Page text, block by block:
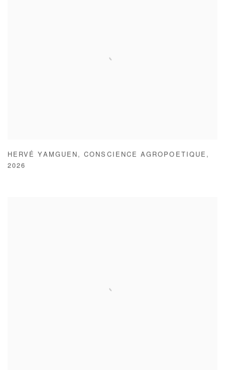
HERVÉ YAMGUEN ,CONSCIENCE AGROPOETIQUE ,
2026